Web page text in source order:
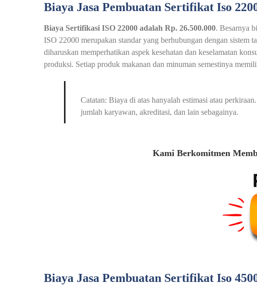
Biaya Jasa Pembuatan Sertifikat Iso
Biaya Sertifikasi ISO 22000 adalah Rp. 26.500.000. Besarnya
ISO 22000 merupakan standar yang berhubungan dengan sistem
diharuskan memperhatikan aspek kesehatan dan keselamatan
produksi. Setiap produk makanan dan minuman semestinya
Catatan: Biaya di atas hanyalah estimasi atau
jumlah karyawan, akreditasi, dan lain sebagainya.
Kami Berkomitmen
Biaya Jasa Pembuatan Sertifikat Iso